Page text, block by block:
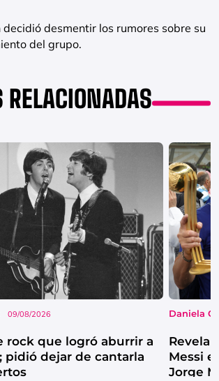
desmentir los rumores sobre su
del grupo.
RELACIONADAS
09/08/2026
rock que logró aburrir a
pidió dejar de cantarla
Daniela
Messi
Jorge